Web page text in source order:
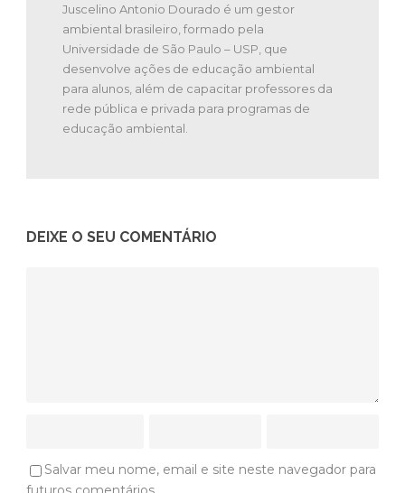
Juscelino Antonio Dourado é um gestor
ambiental brasileiro, formado pela
Universidade de São Paulo – USP, que
desenvolve ações de educação ambiental
para alunos, além de capacitar professores da
rede pública e privada para programas de
educação ambiental.
DEIXE O SEU COMENTÁRIO
Salvar meu nome, email e site neste navegador para